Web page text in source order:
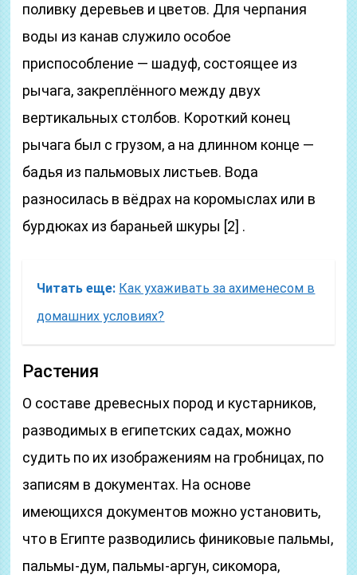
поливку деревьев и цветов. Для черпания
воды из канав служило особое
приспособление — шадуф, состоящее из
рычага, закреплённого между двух
вертикальных столбов. Короткий конец
рычага был с грузом, а на длинном конце —
бадья из пальмовых листьев. Вода
разносилась в вёдрах на коромыслах или в
бурдюках из бараньей шкуры [2] .
Читать еще: Как ухаживать за ахименесом в
домашних условиях?
Растения
О составе древесных пород и кустарников,
разводимых в египетских садах, можно
судить по их изображениям на гробницах, по
записям в документах. На основе
имеющихся документов можно установить,
что в Египте разводились финиковые пальмы,
пальмы-дум, пальмы-аргун, сикомора,